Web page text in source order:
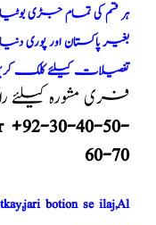
ہر قسم کی تمام جڑی
بغیر پاکستان اور پوری
تفصیلات کیلئے کلک
فری مشورہ کیلئے
+92-30-40-50-
60-70
botion se ilaj,Al